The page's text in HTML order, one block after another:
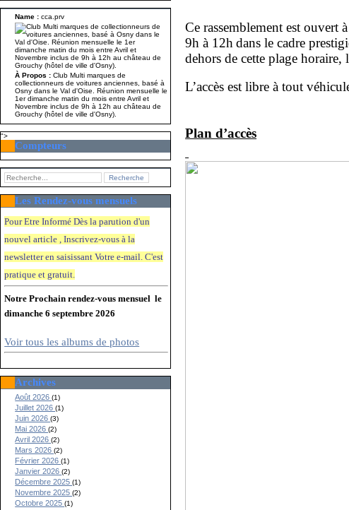
Name :cca.prv
À Propos :Club Multi marques de
collectionneurs de voitures anciennes, basé à
Osny dans le Val d'Oise. Réunion mensuelle le
1er dimanche matin du mois entre Avril et
Novembre inclus de 9h à 12h au château de
Grouchy (hôtel de ville d'Osny).
">
Compteurs
Les Rendez-vous mensuels
Pour Etre Informé Dès la parution d'un
nouvel article , Inscrivez-vous à la
newsletter en saisissant Votre e-mail. C'est
pratique et gratuit.
Notre Prochain rendez-vous mensuel le
dimanche 6 septembre 2026
Voir tous les albums de photos
Archives
Août 2026(1)
Juillet 2026(1)
Juin 2026(3)
Mai 2026(2)
Avril 2026(2)
Mars 2026(2)
Février 2026(1)
Janvier 2026(2)
Décembre 2025(1)
Novembre 2025(2)
Octobre 2025(1)
Ce rassemblement est ouvert
9h à 12hdans le cadre
dehors de cette plage
L’accès est libre à tout
Plan d’accès